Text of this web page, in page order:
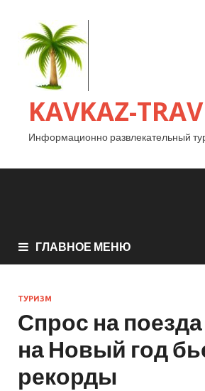
KAVKAZ-
Информационно развлекательный
ГЛАВНОЕ МЕНЮ
ТУРИЗМ
Спрос на
на Новый год
рекорды